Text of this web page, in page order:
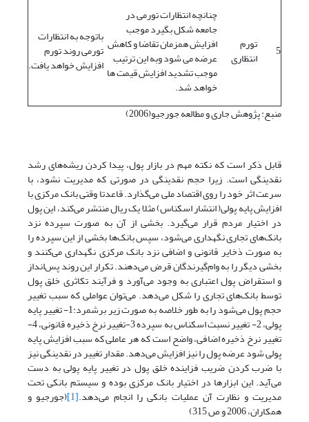
5 تورم
انتظاری
چنانچه انتظارات تورمی در
جامعه شکل بگیرد موجب
افزایش همزمان تقاضا و کاهش
عرضه می شود وبه این ترتیب
موجب تشدید افزایش قیمت ها
خواهد شد.
باتوجه به انتظارات
تورمی روند تورم
افزایش خواهد یافت.
منبع: پژوهش جاری و مطالعه جورجیو(2006)
قابل ذکر است که نکته مهم در بازار پول، پیدا کردن ریشه‌های رشد
نقدینگی است. زیرا حجم نقدینگی در صورتی که مدیریت نشود، با
سرعت اثر خود را روی اقتصاد ملی می‌گذارد. قاعدتا وقتی بانک مرکزی با
افزایش پایه پولی( انتشار اسکناس) مثلا یک ریال منتشر می‌کند، این پول
در اختیار مردم قرار می‌گیرد. بخشی از آن به صورت سپرده نزد
بانک‌های تجاری نگهداری می‌شود، سپس بانک‌ها بخشی از این سپرده را
به صورت ذخایر قانونی و اضافی نزد بانک مرکزی نگهداری می‌کنند و
بخشی دیگر را به وام‌گیرندگان قرض می‌دهند. تکرار این روند پس‌انداز
و استقراض پول اعتباری به وجود می‌آورد و فرآیند تکاثری خلق پول
توسط بانک‌های تجاری را شکل می‌دهد. می‌توان عواملی که سبب تغییر
حجم پول می‌شود را به طور خلاصه به صورت زیر برشمرد:1- تغییر پایه
پولی، 2- تغییر نسبت اسکناس به سپرده 3-تغییر نرخ ذخیره قانونی، 4-
تغییر نرخ ذخیره اضافی، واضح است که هر عاملی که سبب افزایش پایه
پولی شود عرضه پول را نیز افزایش می‌دهد. مقدار تغییر در نقدینگی نیز
با ضرب کردن ضریب فزاینده خلق پول در تغییر پایه پولی به دست
می‌آید. این ابزارها در اختیار بانک مرکزی بوده و سیستم بانکی تحت
مدیریت و نظارت آن عملیات بانکی را انجام می‌دهد.[1] (جورجیو و
همکاران، 2006 و ص 315)